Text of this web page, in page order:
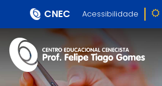
CNEC Acessibilidade